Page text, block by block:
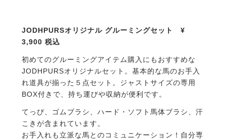
JODHPURSオリジナル グルーミングセット ¥
3,900 税込
初めてのグルーミングアイテム購入にもおすすめな
JODHPURSオリジナルセット。基本的な馬のお手入
れ道具が揃った５点セット。ジャストサイズの専用
BOX付きで、持ち運びや収納が便利です。
てっぴ、ゴムブラシ、ハード・ソフト馬体ブラシ、汗
こきが含まれています。
お手入れも立派な馬とのコミュニケーション！自分専